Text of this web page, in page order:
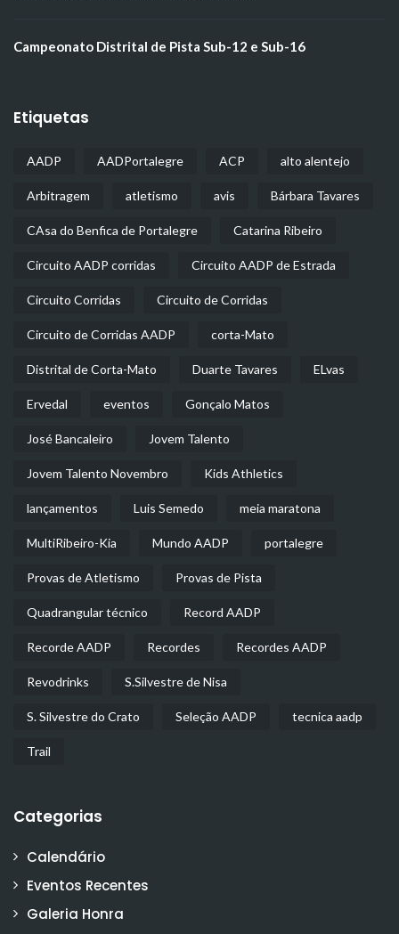
Campeonato Distrital de Pista Sub-12 e Sub-16
Etiquetas
AADP AADPortalegre ACP alto alentejo
Arbitragem atletismo avis Bárbara Tavares
CAsa do Benfica de Portalegre Catarina Ribeiro
Circuito AADP corridas Circuito AADP de Estrada
Circuito Corridas Circuito de Corridas
Circuito de Corridas AADP corta-Mato
Distrital de Corta-Mato Duarte Tavares ELvas
Ervedal eventos Gonçalo Matos
José Bancaleiro Jovem Talento
Jovem Talento Novembro Kids Athletics
lançamentos Luis Semedo meia maratona
MultiRibeiro-Kia Mundo AADP portalegre
Provas de Atletismo Provas de Pista
Quadrangular técnico Record AADP
Recorde AADP Recordes Recordes AADP
Revodrinks S.Silvestre de Nisa
S. Silvestre do Crato Seleção AADP tecnica aadp
Trail
Categorias
Calendário
Eventos Recentes
Galeria Honra